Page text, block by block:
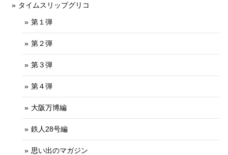
タイムスリップグリコ
第１弾
第２弾
第３弾
第４弾
大阪万博編
鉄人28号編
思い出のマガジン